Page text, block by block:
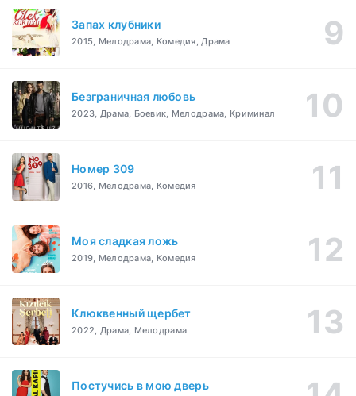
Запах клубники
2015, Мелодрама, Комедия, Драма
Безграничная любовь
2023, Драма, Боевик, Мелодрама, Криминал
Номер 309
2016, Мелодрама, Комедия
Моя сладкая ложь
2019, Мелодрама, Комедия
Клюквенный щербет
2022, Драма, Мелодрама
Постучись в мою дверь